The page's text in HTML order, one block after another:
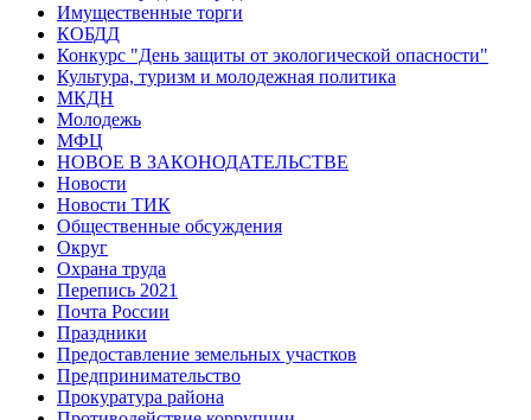
Имущественные торги
КОБДД
Конкурс "День защиты от экологической опасности"
Культура, туризм и молодежная политика
МКДН
Молодежь
МФЦ
НОВОЕ В ЗАКОНОДАТЕЛЬСТВЕ
Новости
Новости ТИК
Общественные обсуждения
Округ
Охрана труда
Перепись 2021
Почта России
Праздники
Предоставление земельных участков
Предпринимательство
Прокуратура района